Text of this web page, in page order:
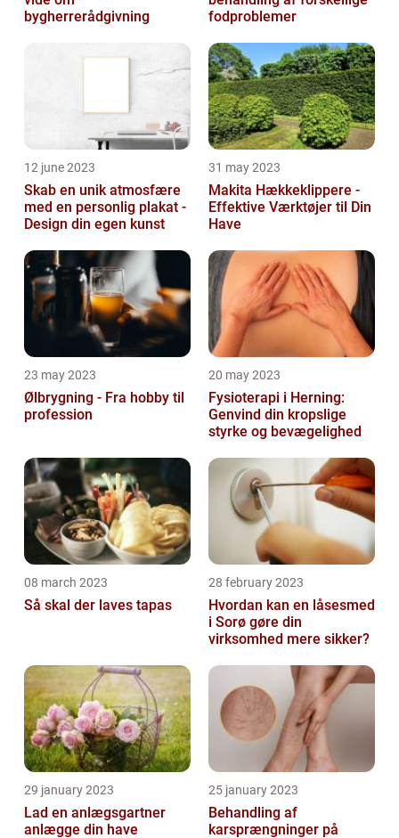
bygherrerådgivning
fodproblemer
12 june 2023
Skab en unik atmosfære
med en personlig plakat -
Design din egen kunst
31 may 2023
Makita Hækkeklippere -
Effektive Værktøjer til Din
Have
23 may 2023
Ølbrygning - Fra hobby til
profession
20 may 2023
Fysioterapi i Herning:
Genvind din kropslige
styrke og bevægelighed
08 march 2023
Så skal der laves tapas
28 february 2023
Hvordan kan en låsesmed
i Sorø gøre din
virksomhed mere sikker?
29 january 2023
Lad en anlægsgartner
anlægge din have
25 january 2023
Behandling af
karsprængninger på